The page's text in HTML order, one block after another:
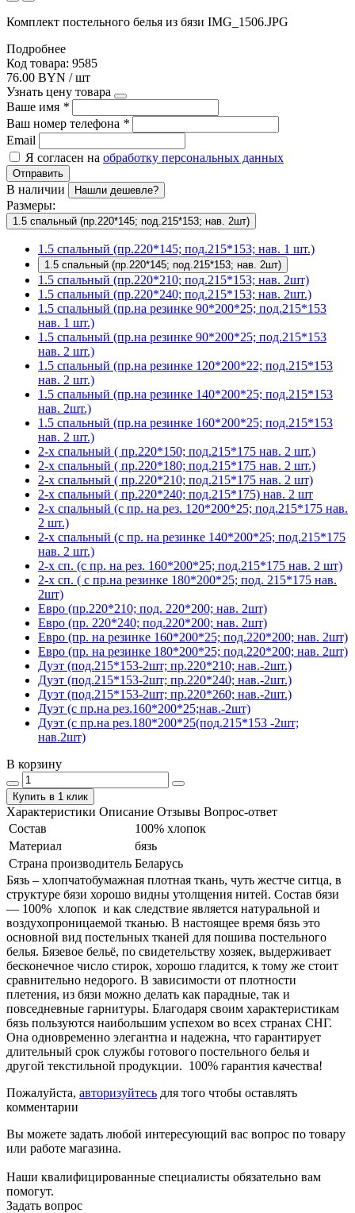
Комплект постельного белья из бязи IMG_1506.JPG
Подробнее
Код товара: 9585
76.00 BYN / шт
Узнать цену товара
Ваше имя *
Ваш номер телефона *
Email
Я согласен на обработку персональных данных
Отправить
В наличии Нашли дешевле?
Размеры:
1.5 спальный (пр.220*145; под.215*153; нав. 2шт)
1.5 спальный (пр.220*145; под.215*153; нав. 1 шт.)
1.5 спальный (пр.220*145; под.215*153; нав. 2шт)
1.5 спальный (пр.220*210; под.215*153; нав. 2шт)
1.5 спальный (пр.220*240; под.215*153; нав. 2шт.)
1.5 спальный (пр.на резинке 90*200*25; под.215*153
нав. 1 шт.)
1.5 спальный (пр.на резинке 90*200*25; под.215*153
нав. 2 шт.)
1.5 спальный (пр.на резинке 120*200*22; под.215*153
нав. 2 шт.)
1.5 спальный (пр.на резинке 140*200*25; под.215*153
нав. 2шт.)
1.5 спальный (пр.на резинке 160*200*25; под.215*153
нав. 2 шт.)
2-х спальный ( пр.220*150; под.215*175 нав. 2 шт.)
2-х спальный ( пр.220*180; под.215*175 нав. 2 шт.)
2-х спальный ( пр.220*210; под.215*175 нав. 2 шт)
2-х спальный ( пр.220*240; под.215*175) нав. 2 шт
2-х спальный (с пр. на рез. 120*200*25; под.215*175 нав.
2 шт.)
2-х спальный (с пр. на резинке 140*200*25; под.215*175
нав. 2 шт.)
2-х сп. (с пр. на рез. 160*200*25; под.215*175 нав. 2 шт)
2-х сп. ( с пр.на резинке 180*200*25; под. 215*175 нав.
2шт)
Евро (пр.220*210; под. 220*200; нав. 2шт)
Евро (пр. 220*240; под.220*200; нав. 2шт)
Евро (пр. на резинке 160*200*25; под.220*200; нав. 2шт)
Евро (пр. на резинке 180*200*25; под.220*200; нав. 2шт)
Дуэт (под.215*153-2шт; пр.220*210; нав.-2шт.)
Дуэт (под.215*153-2шт; пр.220*240; нав.-2шт.)
Дуэт (под.215*153-2шт; пр.220*260; нав.-2шт.)
Дуэт (с пр.на рез.160*200*25;нав.-2шт)
Дуэт (с пр.на рез.180*200*25(под.215*153 -2шт;
нав.2шт)
В корзину
Купить в 1 клик
Характеристики Описание Отзывы Вопрос-ответ
Состав
100% хлопок
Материал
бязь
Страна производитель Беларусь
Бязь – хлопчатобумажная плотная ткань, чуть жестче ситца, в
структуре бязи хорошо видны утолщения нитей. Состав бязи
― 100% хлопок и как следствие является натуральной и
воздухопроницаемой тканью. В настоящее время бязь это
основной вид постельных тканей для пошива постельного
белья. Бязевое бельё, по свидетельству хозяек, выдерживает
бесконечное число стирок, хорошо гладится, к тому же стоит
сравнительно недорого. В зависимости от плотности
плетения, из бязи можно делать как парадные, так и
повседневные гарнитуры. Благодаря своим характеристикам
бязь пользуются наибольшим успехом во всех странах СНГ.
Она одновременно элегантна и надежна, что гарантирует
длительный срок службы готового постельного белья и
другой текстильной продукции. 100% гарантия качества!
Пожалуйста, авторизуйтесь для того чтобы оставлять
комментарии
Вы можете задать любой интересующий вас вопрос по товару
или работе магазина.
Наши квалифицированные специалисты обязательно вам
помогут.
Задать вопрос